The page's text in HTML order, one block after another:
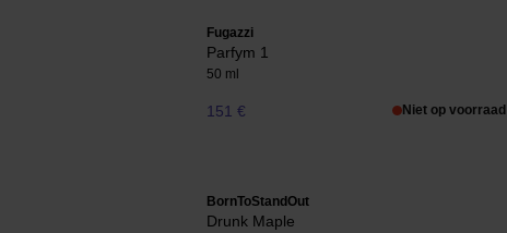
Fugazzi
Parfym 1
50 ml
151 € Niet op voorraad
BornToStandOut
Drunk Maple